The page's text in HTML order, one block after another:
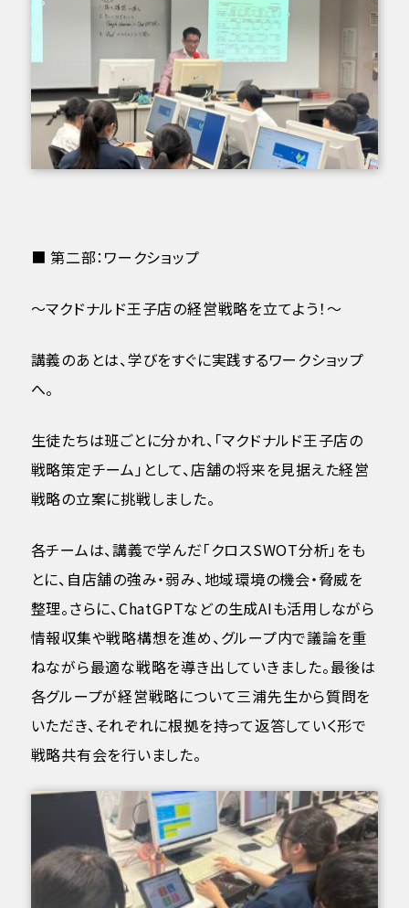
■ 第二部：ワークショップ
〜マクドナルド王子店の経営戦略を立てよう！〜
講義のあとは、学びをすぐに実践するワークショップ
へ。
生徒たちは班ごとに分かれ、「マクドナルド王子店の
戦略策定チーム」として、店舗の将来を見据えた経営
戦略の立案に挑戦しました。
各チームは、講義で学んだ「クロスSWOT分析」をも
とに、自店舗の強み・弱み、地域環境の機会・脅威を
整理。さらに、ChatGPTなどの生成AIも活用しながら
情報収集や戦略構想を進め、グループ内で議論を重
ねながら最適な戦略を導き出していきました。最後は
各グループが経営戦略について三浦先生から質問を
いただき、それぞれに根拠を持って返答していく形で
戦略共有会を行いました。